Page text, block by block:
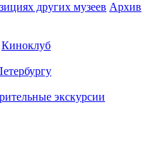
других музеев Архив
Киноклуб
экскурсии